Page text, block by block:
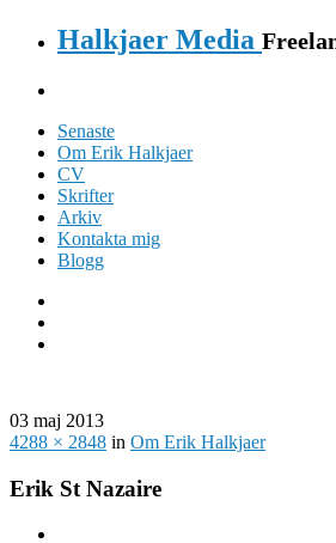
Halkjaer Media
Senaste
Om Erik Halkjaer
CV
Skrifter
Arkiv
Kontakta mig
Blogg
03 maj 2013
4288 × 2848 in Om Erik Halkjaer
Erik St Nazaire